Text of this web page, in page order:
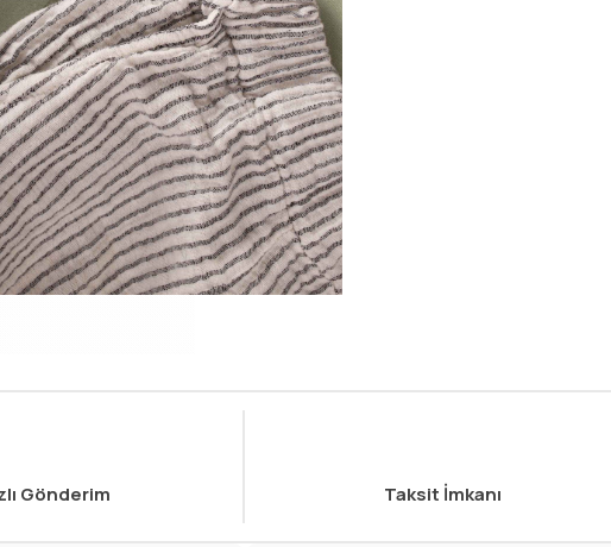
Gönderim Taksit İmkanı